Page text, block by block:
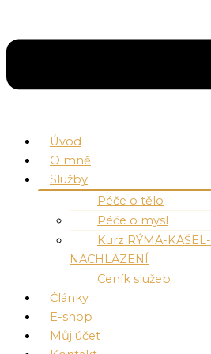
Úvod
O mně
Služby
Péče o tělo
Péče o mysl
Kurz RÝMA-KAŠEL-
NACHLAZENÍ
Ceník služeb
Články
E-shop
Můj účet